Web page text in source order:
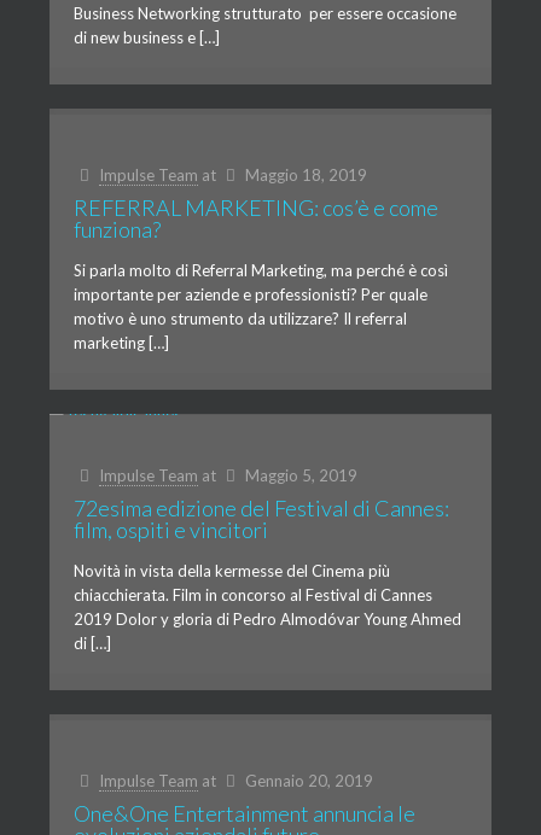
Business Networking strutturato per essere occasione
di new business e […]
Impulse Team at Maggio 18, 2019
REFERRAL MARKETING: cos’è e come
funziona?
Si parla molto di Referral Marketing, ma perché è così
importante per aziende e professionisti? Per quale
motivo è uno strumento da utilizzare? Il referral
marketing […]
Impulse Team at Maggio 5, 2019
72esima edizione del Festival di Cannes:
film, ospiti e vincitori
Novità in vista della kermesse del Cinema più
chiacchierata. Film in concorso al Festival di Cannes
2019 Dolor y gloria di Pedro Almodóvar Young Ahmed
di […]
Impulse Team at Gennaio 20, 2019
One&One Entertainment annuncia le